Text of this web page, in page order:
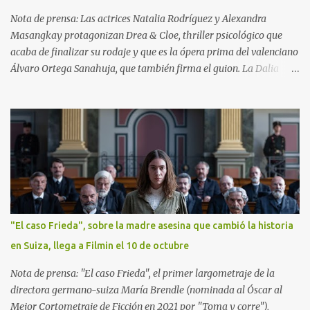
Nota de prensa: Las actrices Natalia Rodríguez y Alexandra
Masangkay protagonizan Drea & Cloe, thriller psicológico que
acaba de finalizar su rodaje y que es la ópera prima del valenciano
Álvaro Ortega Sanahuja, que también firma el guion. La Dalia
productores ejecutivos. Con este nuevo proyecto, José Luis
Rancaño, productor de La Dalia Films, apuesta una vez más por los
jóvenes talentos. El título de la película hace referencia a los
nombres de las protagonistas, dos directoras de orquesta invitadas
a la apertura de temporada de la prestigiosa Orquesta Sinfónica
Real (OSR). Ambas son apasionadas de su trabajo, ansían conseguir
su propia orquesta y están hartas de los sacrificios que tienen que
hacer para lograrlo. Drea Dreiden y Cloe Lara se alojan en la casa
en la que la OSR les hospeda y sienten una atracción mutua y
evidente nada más conocerse. Sin embargo, de...
"El caso Frieda", sobre la madre asesina que cambió la historia
en Suiza, llega a Filmin el 10 de octubre
Nota de prensa: "El caso Frieda", el primer largometraje de la
directora germano-suiza María Brendle (nominada al Óscar al
Mejor Cortometraje de Ficción en 2021 por "Toma y corre"),